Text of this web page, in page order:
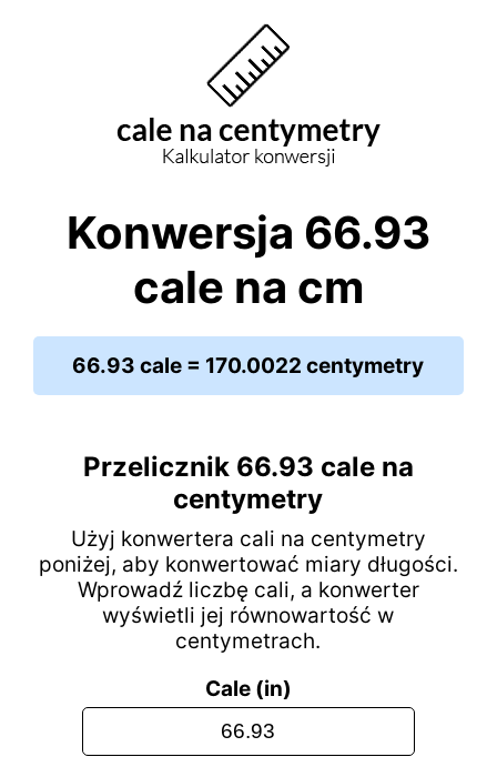
Konwersja 66.93
cale na cm
66.93 cale = 170.0022 centymetry
Przelicznik 66.93 cale na
centymetry
Użyj konwertera cali na centymetry
poniżej, aby konwertować miary długości.
Wprowadź liczbę cali, a konwerter
wyświetli jej równowartość w
centymetrach.
Cale (in)